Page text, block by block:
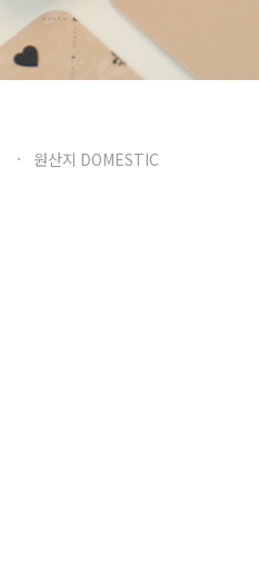
원산지 DOMESTIC